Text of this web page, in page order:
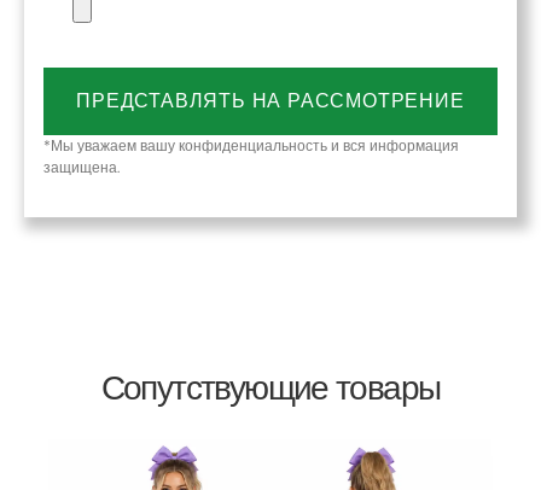
ПРЕДСТАВЛЯТЬ НА РАССМОТРЕНИЕ
*Мы уважаем вашу конфиденциальность и вся информация
защищена.
Сопутствующие товары